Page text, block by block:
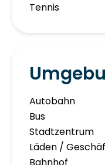
Tennis
Autobahn
Bus
Stadtzentrum
Läden /